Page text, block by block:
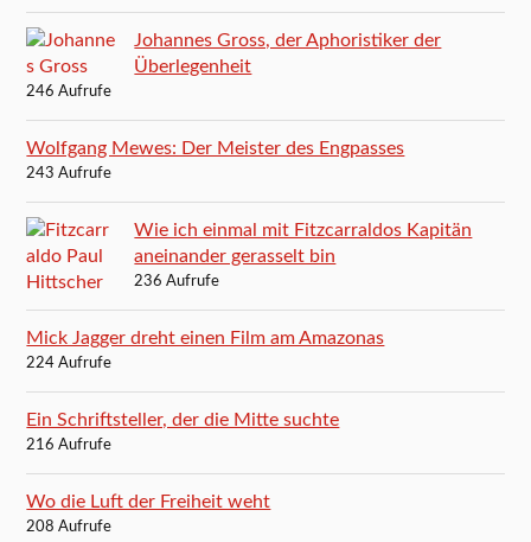
Johannes Gross, der Aphoristiker der
Überlegenheit
246 Aufrufe
Wolfgang Mewes: Der Meister des Engpasses
243 Aufrufe
Wie ich einmal mit Fitzcarraldos Kapitän
aneinander gerasselt bin
236 Aufrufe
Mick Jagger dreht einen Film am Amazonas
224 Aufrufe
Ein Schriftsteller, der die Mitte suchte
216 Aufrufe
Wo die Luft der Freiheit weht
208 Aufrufe